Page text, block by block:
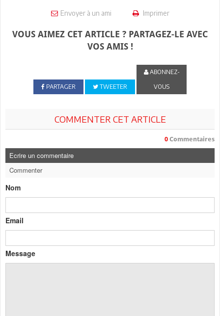
Envoyer à un ami Imprimer
VOUS AIMEZ CET ARTICLE ? PARTAGEZ-LE AVEC
VOS AMIS !
PARTAGER TWEETER
ABONNEZ-
VOUS
COMMENTER CET ARTICLE
0 Commentaires
Ecrire un commentaire
Commenter
Nom
Email
Message